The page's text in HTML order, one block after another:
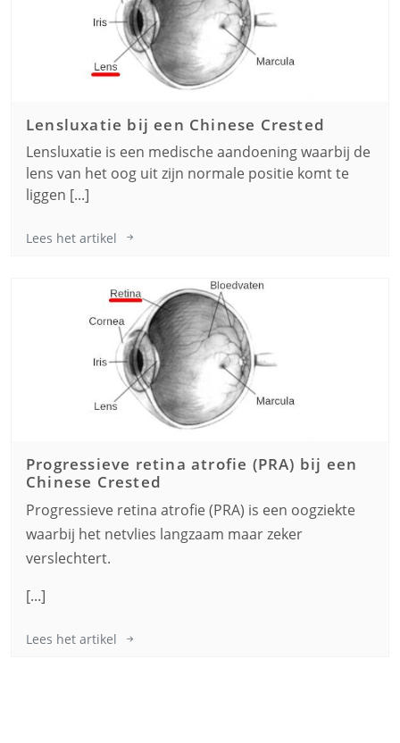
Lensluxatie bij een Chinese Crested
Lensluxatie is een medische aandoening waarbij de
lens van het oog uit zijn normale positie komt te
liggen [...]
Lees het artikel
Progressieve retina atrofie (PRA) bij een
Chinese Crested
Progressieve retina atrofie (PRA) is een oogziekte
waarbij het netvlies langzaam maar zeker
verslechtert.
[...]
Lees het artikel